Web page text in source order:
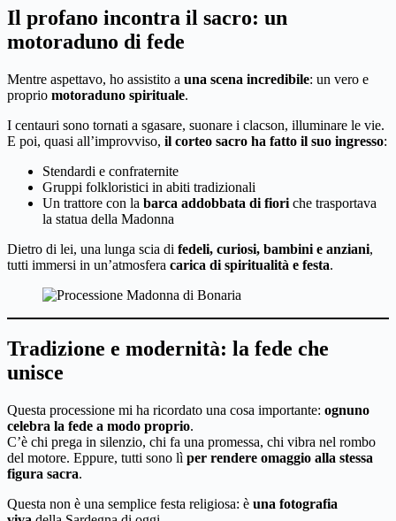
Il profano incontra il sacro: un
motoraduno di fede
Mentre aspettavo, ho assistito a una scena incredibile: un vero e
proprio motoraduno spirituale.
I centauri sono tornati a sgasare, suonare i clacson, illuminare le vie.
E poi, quasi all’improvviso, il corteo sacro ha fatto il suo ingresso:
Stendardi e confraternite
Gruppi folkloristici in abiti tradizionali
Un trattore con la barca addobbata di fiori che trasportava
la statua della Madonna
Dietro di lei, una lunga scia di fedeli, curiosi, bambini e anziani,
tutti immersi in un’atmosfera carica di spiritualità e festa.
Tradizione e modernità: la fede che
unisce
Questa processione mi ha ricordato una cosa importante: ognuno
celebra la fede a modo proprio.
C’è chi prega in silenzio, chi fa una promessa, chi vibra nel rombo
del motore. Eppure, tutti sono lì per rendere omaggio alla stessa
figura sacra.
Questa non è una semplice festa religiosa: è una fotografia